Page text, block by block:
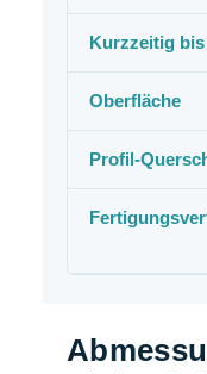
Kurzzeitig bis
Oberfläche
Profil-